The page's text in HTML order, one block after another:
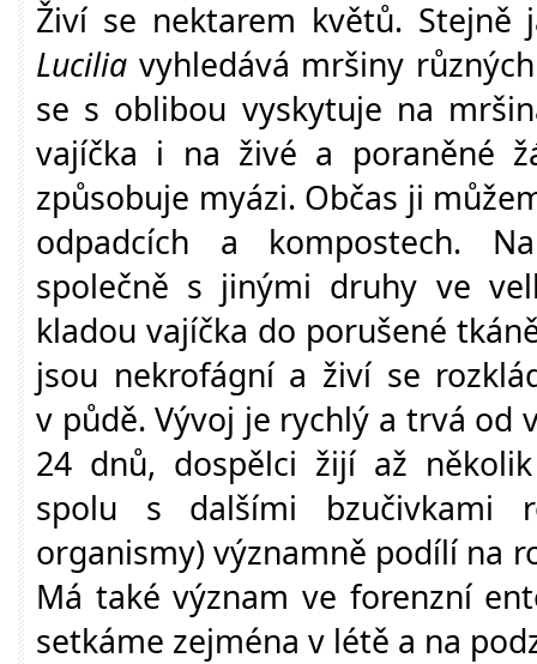
Živí se nektarem květů. Stejně
Lucilia vyhledává mršiny
se s oblibou vyskytuje na
vajíčka i na živé a poraněné
způsobuje myázi. Občas ji
odpadcích a kompostech.
společně s jinými druhy ve
kladou vajíčka do porušené
jsou nekrofágní a živí se
v půdě. Vývoj je rychlý a trvá od
24 dnů, dospělci žijí až
spolu s dalšími bzučivkami
organismy) významně podílí na
Má také význam ve forenzní
setkáme zejména v létě a na